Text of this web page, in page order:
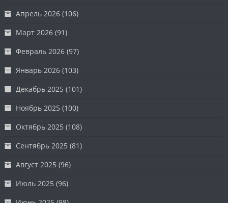
Апрель 2026 (106)
Март 2026 (91)
Февраль 2026 (97)
Январь 2026 (103)
Декабрь 2025 (101)
Ноябрь 2025 (100)
Октябрь 2025 (108)
Сентябрь 2025 (81)
Август 2025 (96)
Июль 2025 (96)